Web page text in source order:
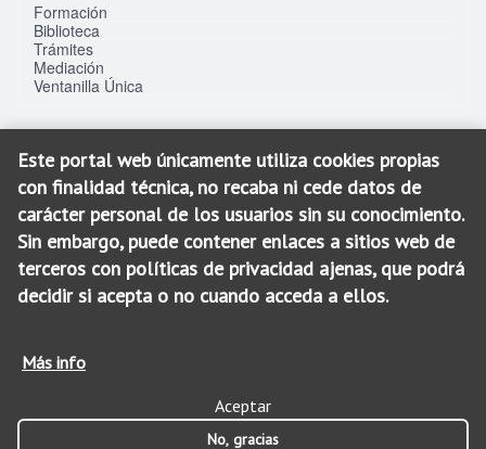
Formación
Biblioteca
Trámites
Mediación
Ventanilla Única
Contacto
C/. La Gloria, 25 bis
30003 - Murcia
SEDE: 968 900 100
SOJ: 968 900 200
icamur@icamur.es
© 2026 ICAMUR. Todos los derechos reservados.
Política de Privacidad
Este portal web únicamente utiliza cookies propias
con finalidad técnica, no recaba ni cede datos de
carácter personal de los usuarios sin su conocimiento.
Sin embargo, puede contener enlaces a sitios web de
terceros con políticas de privacidad ajenas, que podrá
decidir si acepta o no cuando acceda a ellos.
Más info
Aceptar
No, gracias